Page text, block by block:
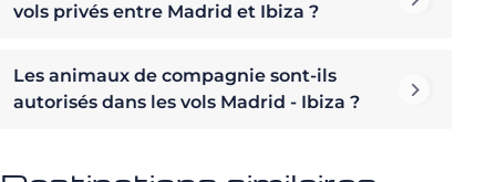
vols privés entre Madrid et Ibiza ?
Les animaux de compagnie sont-ils
autorisés dans les vols Madrid - Ibiza ?